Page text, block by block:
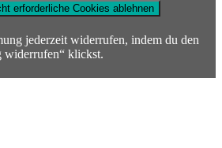
erforderliche Cookies ablehnen
jederzeit widerrufen, indem du den
widerrufen“ klickst.